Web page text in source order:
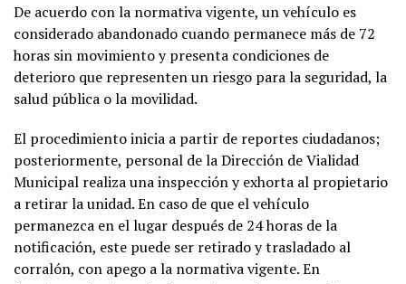
De acuerdo con la normativa vigente, un vehículo es
considerado abandonado cuando permanece más de 72
horas sin movimiento y presenta condiciones de
deterioro que representen un riesgo para la seguridad, la
salud pública o la movilidad.
El procedimiento inicia a partir de reportes ciudadanos;
posteriormente, personal de la Dirección de Vialidad
Municipal realiza una inspección y exhorta al propietario
a retirar la unidad. En caso de que el vehículo
permanezca en el lugar después de 24 horas de la
notificación, este puede ser retirado y trasladado al
corralón, con apego a la normativa vigente. En